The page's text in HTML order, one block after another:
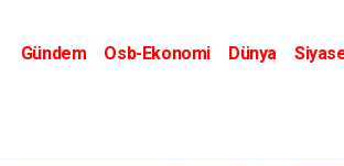
Gündem Osb-Ekonomi Dünya